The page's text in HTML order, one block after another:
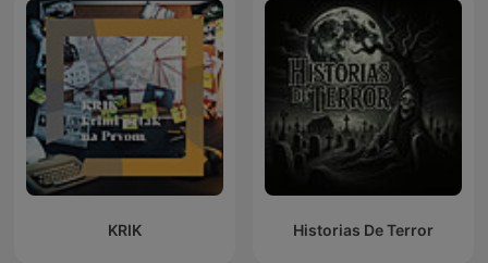
KRIK Historias De Terror